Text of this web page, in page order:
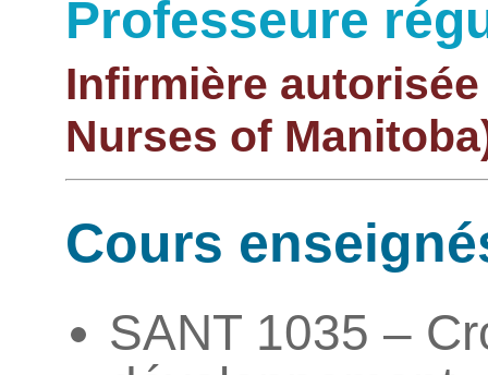
Professeure
Infirmière
Nurses of
Cours
SANT 1035 –